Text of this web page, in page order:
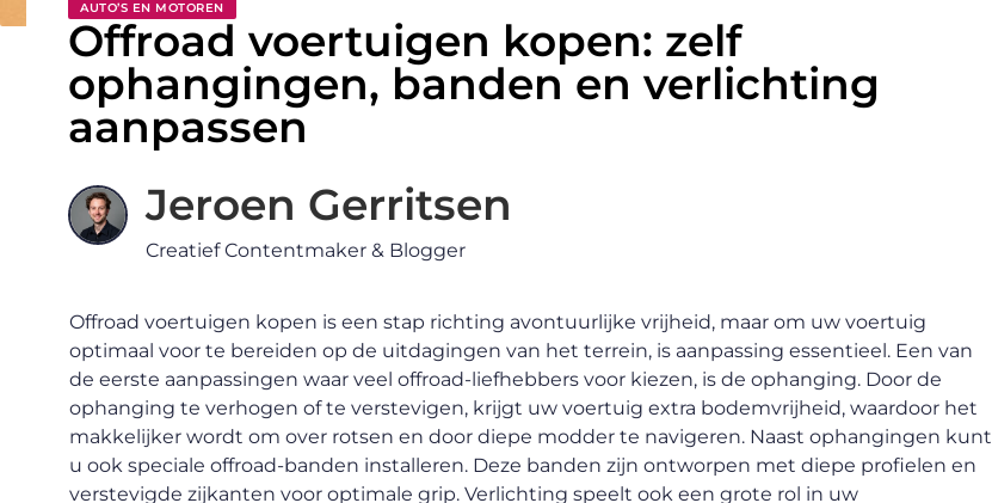
AUTO’S EN MOTOREN
Offroad voertuigen kopen: zelf
ophangingen, banden en verlichting
aanpassen
Jeroen Gerritsen
Creatief Contentmaker & Blogger
Offroad voertuigen kopen is een stap richting avontuurlijke vrijheid, maar om uw voertuig
optimaal voor te bereiden op de uitdagingen van het terrein, is aanpassing essentieel. Een van
de eerste aanpassingen waar veel offroad-liefhebbers voor kiezen, is de ophanging. Door de
ophanging te verhogen of te verstevigen, krijgt uw voertuig extra bodemvrijheid, waardoor het
makkelijker wordt om over rotsen en door diepe modder te navigeren. Naast ophangingen kunt
u ook speciale offroad-banden installeren. Deze banden zijn ontworpen met diepe profielen en
verstevigde zijkanten voor optimale grip. Verlichting speelt ook een grote rol in uw